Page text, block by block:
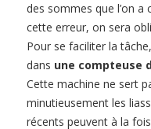
des sommes que l’on a
cette erreur, on sera
Pour se faciliter la
dans une compteuse
Cette machine ne sert
minutieusement les
récents peuvent à la